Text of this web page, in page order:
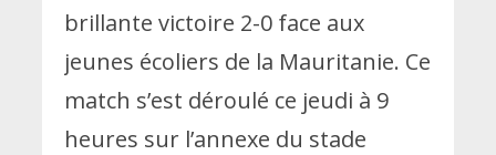
brillante victoire 2-0 face aux
jeunes écoliers de la Mauritanie. Ce
match s’est déroulé ce jeudi à 9
heures sur l’annexe du stade